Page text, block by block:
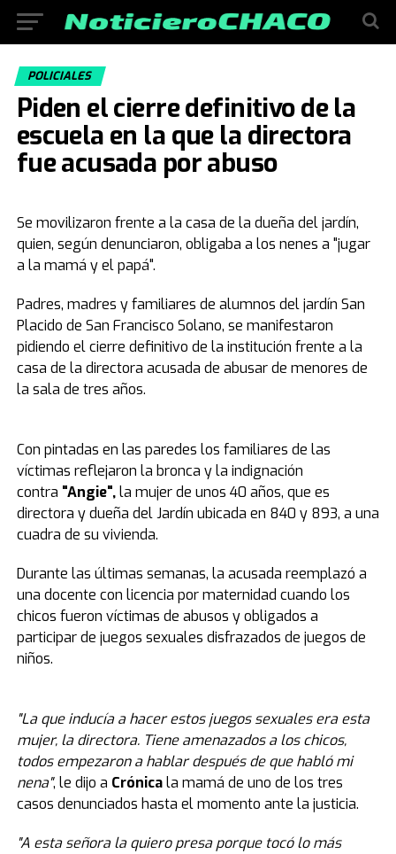
POLICIALES
Piden el cierre definitivo de la
escuela en la que la directora
fue acusada por abuso
Se movilizaron frente a la casa de la dueña del jardín,
quien, según denunciaron, obligaba a los nenes a "jugar
a la mamá y el papá".
Padres, madres y familiares de alumnos del jardín San
Placido de San Francisco Solano, se manifestaron
pidiendo el cierre definitivo de la institución frente a la
casa de la directora acusada de abusar de menores de
la sala de tres años.
Con pintadas en las paredes los familiares de las
víctimas reflejaron la bronca y la indignación
contra "Angie",la mujer de unos 40 años, que es
directora y dueña del Jardín ubicada en 840 y 893, a una
cuadra de su vivienda.
Durante las últimas semanas, la acusada reemplazó a
una docente con licencia por maternidad cuando los
chicos fueron víctimas de abusos y obligados a
participar de juegos sexuales disfrazados de juegos de
niños.
"La que inducía a hacer estos juegos sexuales era esta
mujer, la directora. Tiene amenazados a los chicos,
todos empezaron a hablar después de que habló mi
nena", le dijo a Crónicala mamá de uno de los tres
casos denunciados hasta el momento ante la justicia.
"A esta señora la quiero presa porque tocó lo más